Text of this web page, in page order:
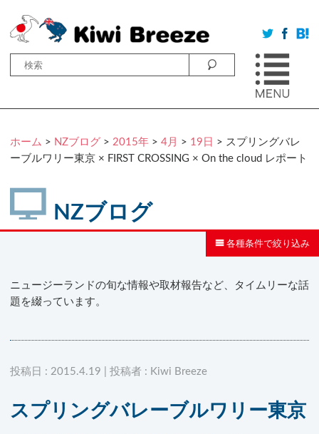
ホーム > NZブログ > 2015年 > 4月 > 19日 > スプリングバレ
ーブルワリー東京 × FIRST CROSSING × On the cloud レポート
NZブログ
各種条件で絞り込み
ニュージーランドの旬な情報や取材報告など、タイムリーな話
題を綴っています。
投稿日 : 2015.4.19 | 投稿者 : Kiwi Breeze
スプリングバレーブルワリー東京